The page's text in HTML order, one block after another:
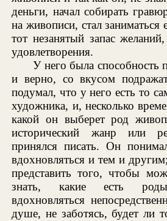
деньги, начал собирать
на живописи, стал
тот незанятый запас
удовлетворения.
У него была способность
и верно, со вкусом
подумал, что у него есть то
художника, и, несколько
какой он выберет род
исторический жанр или
принялся писать. Он
вдохновляться и тем и
представить того, чтобы
знать, какие есть
вдохновляться
душе, не заботясь, будет ли